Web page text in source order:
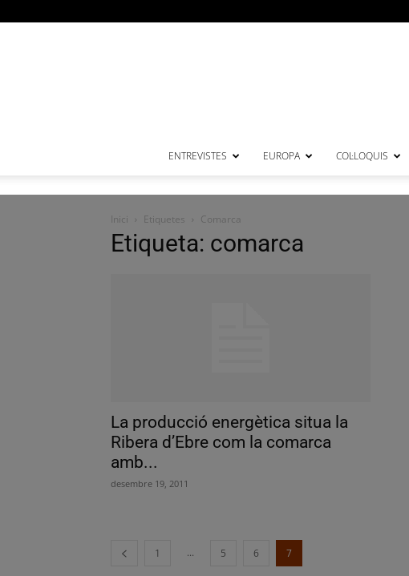
ENTREVISTES EUROPA COL·LOQUIS
Inici Etiquetes Comarca
Etiqueta: comarca
La producció energètica situa la
Ribera d’Ebre com la comarca
amb...
desembre 19, 2011
1 ... 5 6 7